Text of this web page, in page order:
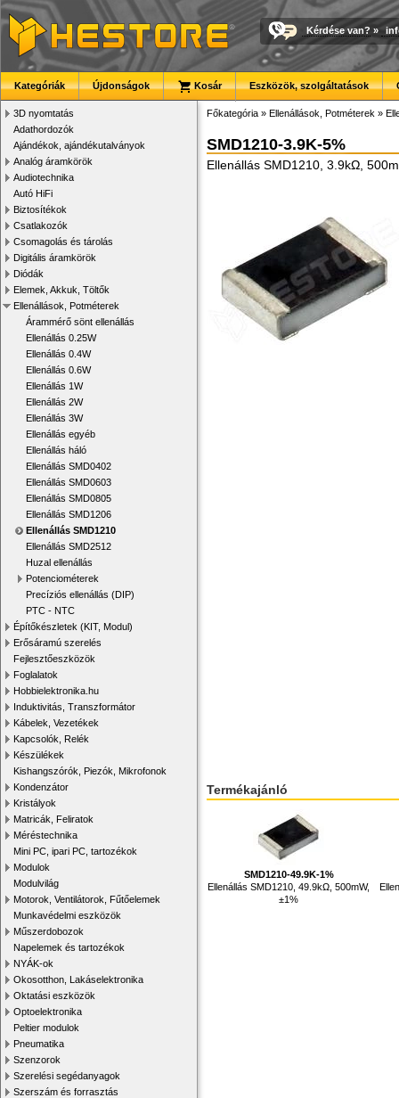
Kérdése van? »
Kategóriák Újdonságok Kosár Eszközök, szolgáltatások
3D nyomtatás
Adathordozók
Ajándékok, ajándékutalványok
Analóg áramkörök
Audiotechnika
Autó HiFi
Biztosítékok
Csatlakozók
Csomagolás és tárolás
Digitális áramkörök
Diódák
Elemek, Akkuk, Töltők
Ellenállások, Potméterek
Árammérő sönt ellenállás
Ellenállás 0.25W
Ellenállás 0.4W
Ellenállás 0.6W
Ellenállás 1W
Ellenállás 2W
Ellenállás 3W
Ellenállás egyéb
Ellenállás háló
Ellenállás SMD0402
Ellenállás SMD0603
Ellenállás SMD0805
Ellenállás SMD1206
Ellenállás SMD1210
Ellenállás SMD2512
Huzal ellenállás
Potenciométerek
Precíziós ellenállás (DIP)
PTC - NTC
Építőkészletek (KIT, Modul)
Erősáramú szerelés
Fejlesztőeszközök
Foglalatok
Hobbielektronika.hu
Induktivitás, Transzformátor
Kábelek, Vezetékek
Kapcsolók, Relék
Készülékek
Kishangszórók, Piezók, Mikrofonok
Kondenzátor
Kristályok
Matricák, Feliratok
Méréstechnika
Mini PC, ipari PC, tartozékok
Modulok
Modulvilág
Motorok, Ventilátorok, Fűtőelemek
Munkavédelmi eszközök
Műszerdobozok
Napelemek és tartozékok
NYÁK-ok
Okosotthon, Lakáselektronika
Oktatási eszközök
Optoelektronika
Peltier modulok
Pneumatika
Szenzorok
Szerelési segédanyagok
Szerszám és forrasztás
Főkategória » Ellenállások, Potméterek »
SMD1210-3.9K-5%
Ellenállás SMD1210, 3.9kΩ,
Termékajánló
SMD1210-49.9K-1%
Ellenállás SMD1210, 49.9kΩ, 500mW,
±1%